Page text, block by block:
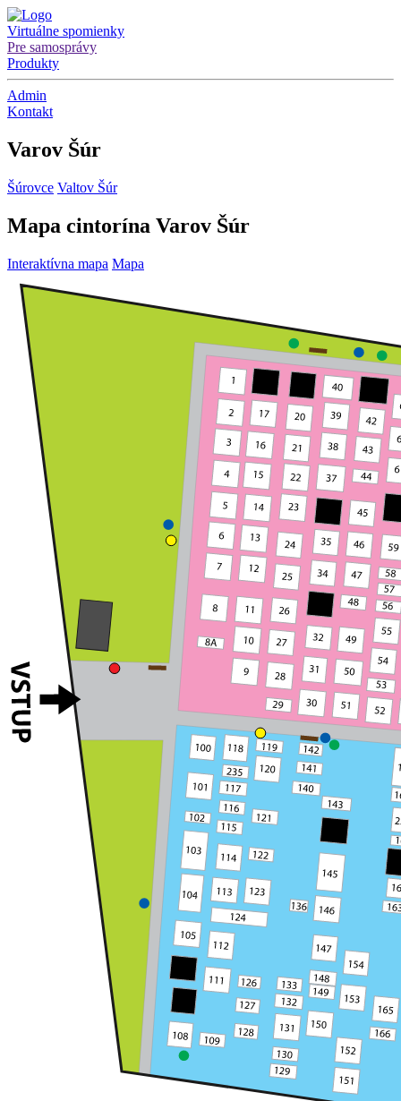
Virtuálne spomienky
Pre samosprávy
Produkty
Admin
Kontakt
Varov Šúr
Šúrovce Valtov Šúr
Mapa cintorína Varov Šúr
Interaktívna mapa Mapa